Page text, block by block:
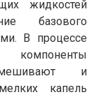
жидкостей
базового
В процессе
и
капель